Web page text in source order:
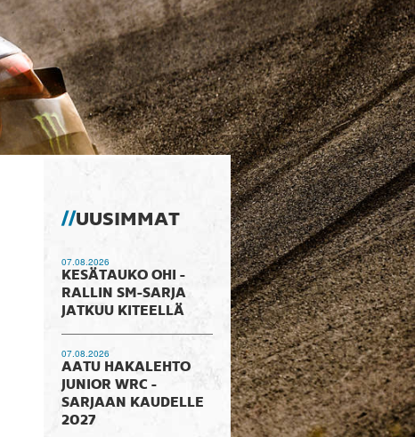
UUSIMMAT
07.08.2026
KESÄTAUKO OHI -
RALLIN SM-SARJA
JATKUU KITEELLÄ
07.08.2026
AATU HAKALEHTO
JUNIOR WRC -
SARJAAN KAUDELLE
2027